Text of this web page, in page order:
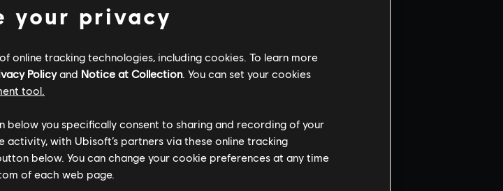
your privacy
online tracking technologies, including cookies. To learn more
Policyand Notice at Collection. You can set your cookies
tool.
you specifically consent to sharing and recording of your
with Ubisoft’s partners via these online tracking
below. You can change your cookie preferences at any time
of each web page.